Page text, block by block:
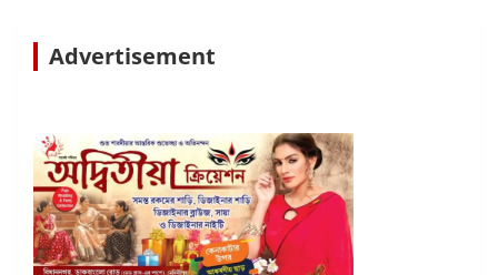
Advertisement